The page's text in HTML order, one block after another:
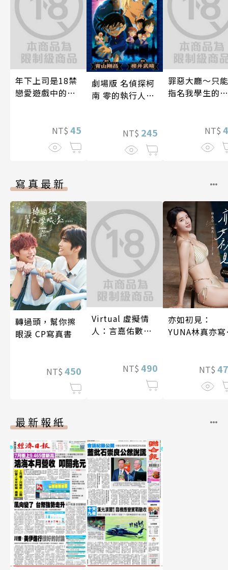
年下上司是18禁
戀愛遊戲中的我
NT$ 45
劇場版 名偵探柯
南 零的執行人新
NT$ 245
罪惡大廳～只能
指名我學生的店
NT$
寫真最新
轉過頭，幫你擦
眼淚 CP寫真書
NT$ 450
Virtual 虛擬情
人：言嘉佑數位
NT$ 490
亦如初見：
YUNA林真亦寫
NT$
最新報紙